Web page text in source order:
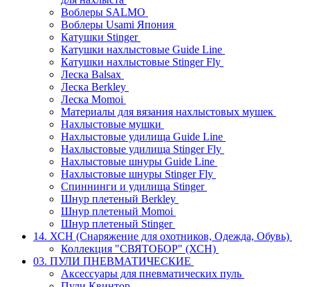
Воблеры SALMO
Воблеры Usami Япония
Катушки Stinger
Катушки нахлыстовые Guide Line
Катушки нахлыстовые Stinger Fly
Леска Balsax
Леска Berkley
Леска Momoi
Материалы для вязания нахлыстовых мушек
Нахлыстовые мушки
Нахлыстовые удилища Guide Line
Нахлыстовые удилища Stinger Fly
Нахлыстовые шнуры Guide Line
Нахлыстовые шнуры Stinger Fly
Спиннинги и удилища Stinger
Шнур плетеный Berkley
Шнур плетеный Momoi
Шнур плетеный Stinger
14. ХСН (Снаряжение для охотников, Одежда, Обувь)
Коллекция "СВЯТОБОР" (ХСН)
03. ПУЛИ ПНЕВМАТИЧЕСКИЕ
Аксессуары для пневматических пуль